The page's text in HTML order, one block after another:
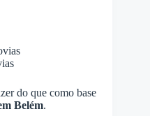
do que como base
Belém.